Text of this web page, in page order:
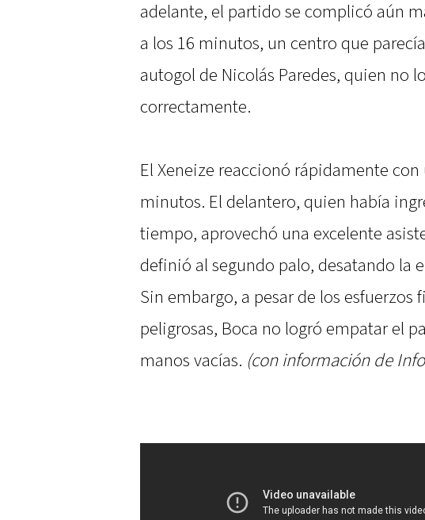
adelante, el partido se complicó aún
a los 16 minutos, un centro que
autogol de Nicolás Paredes, quien no
correctamente.
El Xeneize reaccionó rápidamente
minutos. El delantero, quien había
tiempo, aprovechó una excelente
definió al segundo palo, desatando la
Sin embargo, a pesar de los esfuerzos
peligrosas, Boca no logró empatar el
manos vacías. (con información de